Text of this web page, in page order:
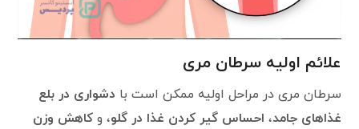
علائم اولیه سرطان مری
سرطان مری در مراحل اولیه ممکن است با دشواری در بلع
غذاهای جامد، احساس گیر کردن غذا در گلو، و کاهش وزن